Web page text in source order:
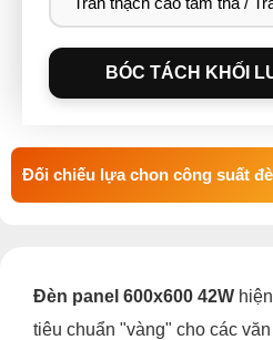
BÓC TÁCH KHỐI
Đối chiếu lựa chon công suất
Đèn panel 600x600 42W
tiêu chuẩn "vàng" cho các